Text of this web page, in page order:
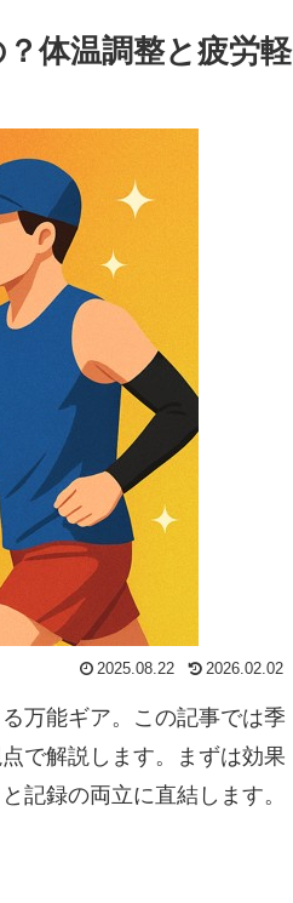
体温調整と疲労軽
2025.08.22 2026.02.02
万能ギア。この記事では季
で解説します。まずは効果
記録の両立に直結します。